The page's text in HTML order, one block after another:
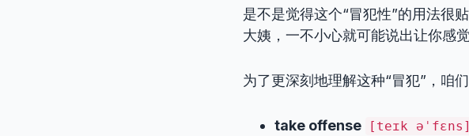
是不是觉得这个“冒犯性”的用法很
大姨，一不小心就可能说出让你感
为了更深刻地理解这种“冒犯”，咱
take offense [teɪk əˈfɛns]